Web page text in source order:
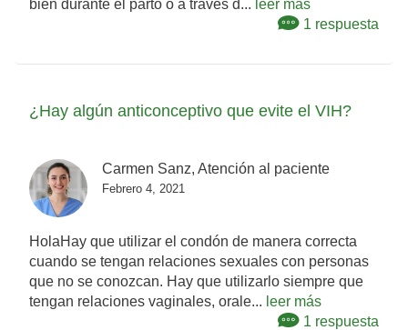
bien durante el parto o a través d... leer más
1 respuesta
¿Hay algún anticonceptivo que evite el VIH?
Carmen Sanz, Atención al paciente
Febrero 4, 2021
HolaHay que utilizar el condón de manera correcta
cuando se tengan relaciones sexuales con personas
que no se conozcan. Hay que utilizarlo siempre que
tengan relaciones vaginales, orale... leer más
1 respuesta